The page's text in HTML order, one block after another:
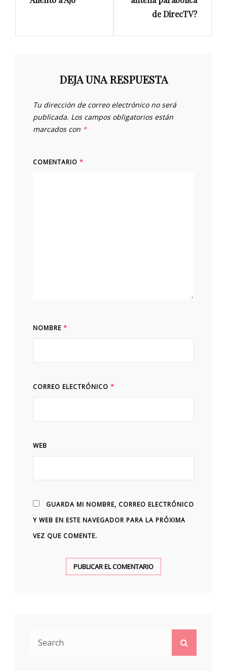
de DirecTV?
DEJA UNA RESPUESTA
Tu dirección de correo electrónico no será
publicada. Los campos obligatorios están
marcados con *
COMENTARIO *
NOMBRE *
CORREO ELECTRÓNICO *
WEB
GUARDA MI NOMBRE, CORREO ELECTRÓNICO
Y WEB EN ESTE NAVEGADOR PARA LA PRÓXIMA
VEZ QUE COMENTE.